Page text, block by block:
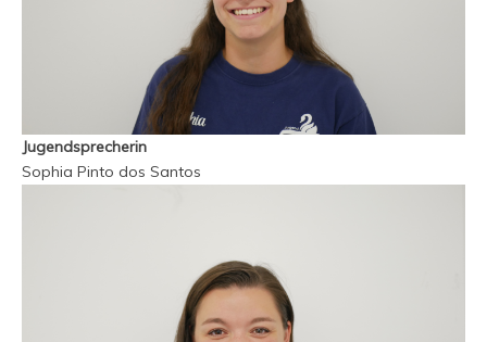
Jugendsprecherin
Sophia Pinto dos Santos